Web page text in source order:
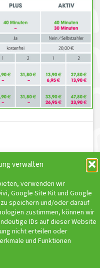
verwalten
verwenden wir
Google Site Kit und Google
speichern und/oder darauf
zustimmen, können wir
IDs auf dieser Website
nicht erteilen oder
und Funktionen
von